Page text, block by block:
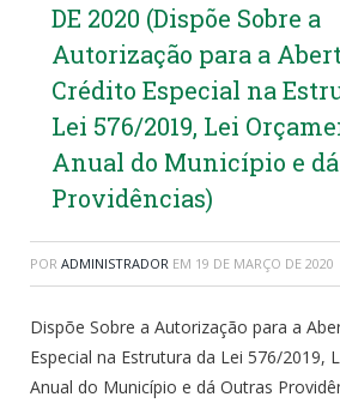
DE 2020 (Dispõe Sobre a
Autorização para a
Crédito Especial na
Lei 576/2019, Lei
Anual do Município e
Providências)
POR ADMINISTRADOR EM 19 DE MARÇO DE 2020
Dispõe Sobre a Autorização para a
Especial na Estrutura da Lei 576/2019,
Anual do Município e dá Outras